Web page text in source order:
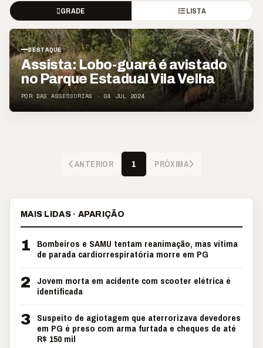
GRADE LISTA
DESTAQUE
Assista: Lobo-guará é avistado
no Parque Estadual Vila Velha
POR DAS ASSESSORIAS · 04 JUL 2024
ANTERIOR 1 PRÓXIMA
MAIS LIDAS · APARIÇÃO
1
Bombeiros e SAMU tentam reanimação, mas vítima
de parada cardiorrespiratória morre em PG
2
Jovem morta em acidente com scooter elétrica é
identificada
3 Suspeito de agiotagem que aterrorizava devedores
em PG é preso com arma furtada e cheques de até
R$ 150 mil